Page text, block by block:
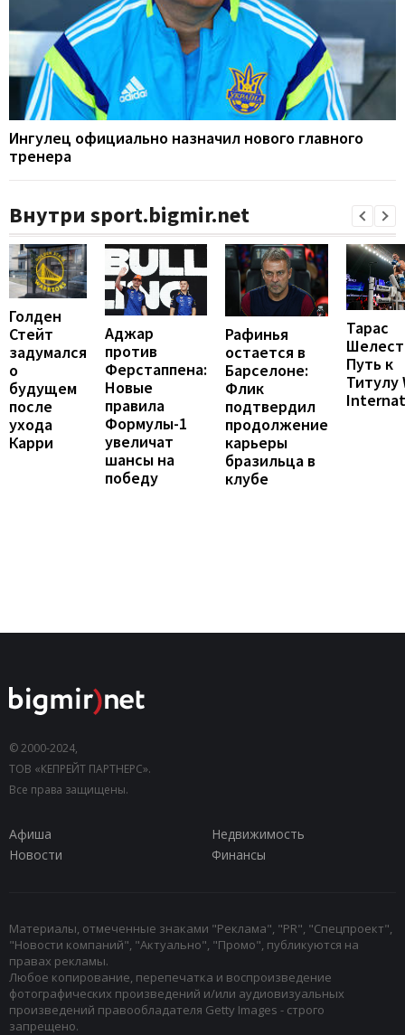
Ингулец официально назначил нового главного
тренера
Внутри sport.bigmir.net
Голден
Стейт
задумался
о
будущем
после
ухода
Карри
Аджар
против
Ферстаппена:
Новые
правила
Формулы-1
увеличат
шансы на
победу
Рафинья
остается в
Барселоне:
Флик
подтвердил
продолжение
карьеры
бразильца в
клубе
Тарас
Путь к
Титулу
© 2000-2024,
ТОВ «КЕПРЕЙТ ПАРТНЕРС».
Все права защищены.
Афиша
Недвижимость
Новости
Финансы
Материалы, отмеченные знаками "Реклама", "PR", "Спецпроект",
"Новости компаний", "Актуально", "Промо", публикуются на
правах рекламы.
Любое копирование, перепечатка и воспроизведение
фотографических произведений и/или аудиовизуальных
произведений правообладателя Getty Images - строго
запрещено.